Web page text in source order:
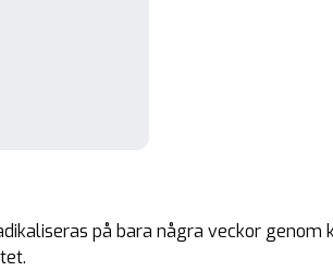
på bara några veckor genom